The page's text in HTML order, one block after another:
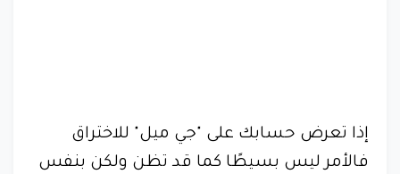
إذا تعرض حسابك على "جي ميل" للاختراق
فالأمر ليس بسيطًا كما قد تظن ولكن بنفس